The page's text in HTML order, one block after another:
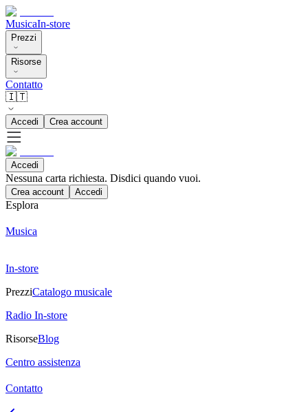
MusicaIn-store
Prezzi
Risorse
Contatto
🇮🇹
Accedi Crea account
Accedi
Nessuna carta richiesta. Disdici quando vuoi.
Crea account Accedi
Esplora
Musica
In-store
PrezziCatalogo musicale
Radio In-store
RisorseBlog
Centro assistenza
Contatto